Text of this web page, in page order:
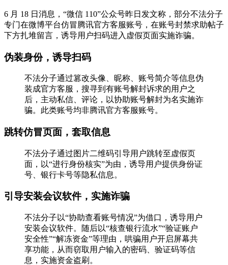
6 月 18 日消息，“微信 110”公众号昨日发文称，部分不法分子
专门在微博平台仿冒腾讯官方客服账号，在账号封禁求助帖子
下方扎堆留言，诱导用户扫码进入虚假页面实施诈骗。
伪装身份，诱导扫码
不法分子通过篡改头像、昵称、账号简介等信息伪
装成官方客服，搜寻到有账号解封诉求的用户之
后，主动私信、评论，以协助账号解封为名实施诈
骗。此类账号均非腾讯官方客服账号。
跳转仿冒页面，套取信息
不法分子通过图片二维码引导用户跳转至虚假页
面，以“进行身份核实”为由，诱导用户提供身份证
号、银行卡号等隐私信息。
引导安装会议软件，实施诈骗
不法分子以“协助查看账号情况”为借口，诱导用户
安装会议软件。随后以“核查银行流水”“验证账户
安全性”“解冻资金”等理由，哄骗用户开启屏幕共
享功能，从而窃取用户输入的密码、验证码等信
息，实施资金盗刷。